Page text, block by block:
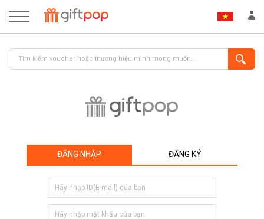
ĐĂNG NHẬP ĐĂNG KÝ